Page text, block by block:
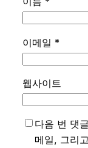
이메일 *
웹사이트
다음 번 댓
메일, 그리